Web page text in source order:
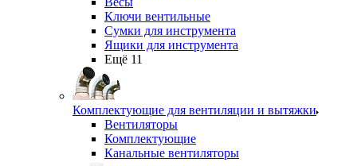
Ключи вентильные
Сумки для инструмента
Ящики для инструмента
Ещё 11
Комплектующие для вентиляции и вытяжки
Вентиляторы
Комплектующие
Канальные вентиляторы